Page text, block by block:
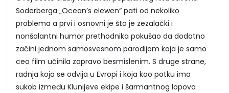
Soderberga „Ocean’s elewen“ pati od nekoliko
problema a prvi i osnovni je što je zezalački i
nonšalantni humor prethodnika pokušao da dodatno
začini jednom samosvesnom parodijom koja je samo
ceo film učinila zapravo besmislenim. S druge strane,
radnja koja se odvija u Evropi i koja kao potku ima
sukob između Klunijeve ekipe i šarmantnog lopova